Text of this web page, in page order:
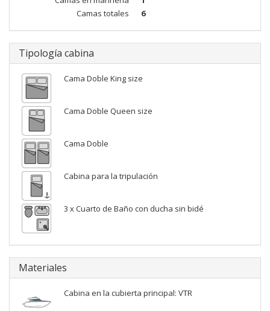
Camas totales
6
Tipología cabina
Cama Doble King size
Cama Doble Queen size
Cama Doble
Cabina para la tripulación
3 x Cuarto de Baño con ducha sin bidé
Materiales
Cabina en la cubierta principal: VTR